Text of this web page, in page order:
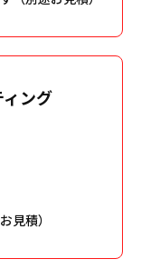
ング
見積）